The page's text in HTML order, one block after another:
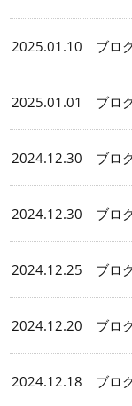
2025.01.10 ブロ
2025.01.01 ブロ
2024.12.30 ブロ
2024.12.30 ブロ
2024.12.25 ブロ
2024.12.20 ブロ
2024.12.18 ブロ